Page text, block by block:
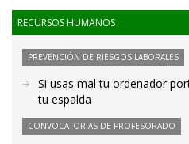
RECURSOS HUMANOS
PREVENCIÓN DE RIESGOS LABORALES
Si usas mal tu ordenador
tu espalda
CONVOCATORIAS DE PROFESORADO